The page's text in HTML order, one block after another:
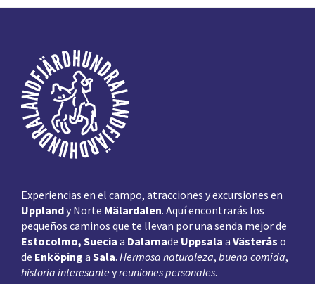
página
Experiencias en el campo, atracciones y excursiones en
Upplandy Norte Mälardalen. Aquí encontrarás los
pequeños caminos que te llevan por una senda mejor de
Estocolmo, Suecia a Dalarnade Uppsala a Västerås o
de Enköping a Sala. Hermosa naturaleza, buena comida,
historia interesante yreuniones personales.